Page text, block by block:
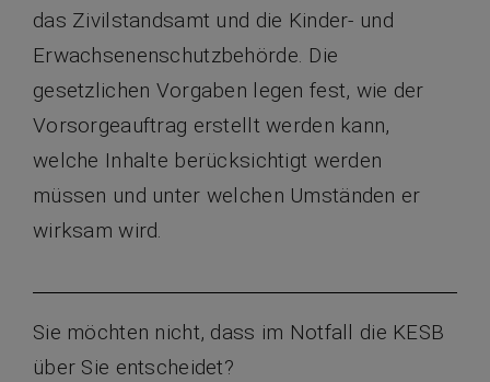
das Zivilstandsamt und die Kinder- und
Erwachsenenschutzbehörde. Die
gesetzlichen Vorgaben legen fest, wie der
Vorsorgeauftrag erstellt werden kann,
welche Inhalte berücksichtigt werden
müssen und unter welchen Umständen er
wirksam wird.
Sie möchten nicht, dass im Notfall die KESB
über Sie entscheidet?